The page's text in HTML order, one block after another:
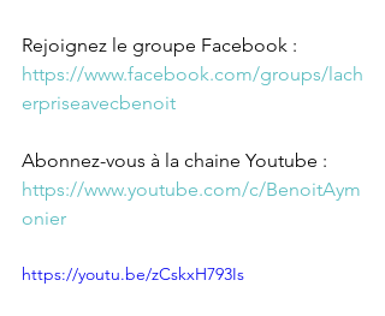
Rejoignez le groupe Facebook :
https://www.facebook.com/groups/lach
erpriseavecbenoit
Abonnez-vous à la chaine Youtube :
https://www.youtube.com/c/BenoitAym
onier
https://youtu.be/zCskxH793Is